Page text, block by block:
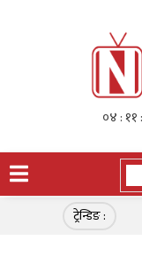
ट्रेन्डिङ :